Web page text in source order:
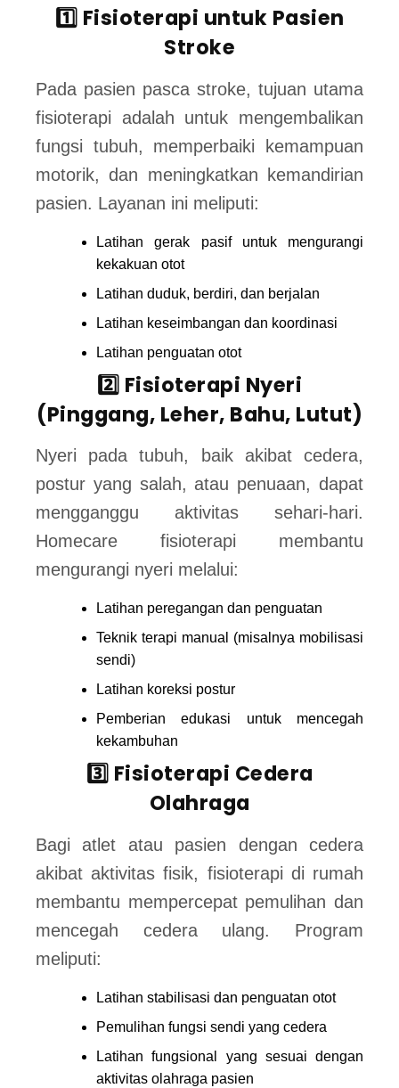
1️⃣ Fisioterapi untuk Pasien
Stroke
Pada pasien pasca stroke, tujuan utama
fisioterapi adalah untuk mengembalikan
fungsi tubuh, memperbaiki kemampuan
motorik, dan meningkatkan kemandirian
pasien. Layanan ini meliputi:
Latihan gerak pasif untuk mengurangi
kekakuan otot
Latihan duduk, berdiri, dan berjalan
Latihan keseimbangan dan koordinasi
Latihan penguatan otot
2️⃣ Fisioterapi Nyeri
(Pinggang, Leher, Bahu, Lutut)
Nyeri pada tubuh, baik akibat cedera,
postur yang salah, atau penuaan, dapat
mengganggu aktivitas sehari-hari.
Homecare fisioterapi membantu
mengurangi nyeri melalui:
Latihan peregangan dan penguatan
Teknik terapi manual (misalnya mobilisasi
sendi)
Latihan koreksi postur
Pemberian edukasi untuk mencegah
kekambuhan
3️⃣ Fisioterapi Cedera
Olahraga
Bagi atlet atau pasien dengan cedera
akibat aktivitas fisik, fisioterapi di rumah
membantu mempercepat pemulihan dan
mencegah cedera ulang. Program
meliputi:
Latihan stabilisasi dan penguatan otot
Pemulihan fungsi sendi yang cedera
Latihan fungsional yang sesuai dengan
aktivitas olahraga pasien